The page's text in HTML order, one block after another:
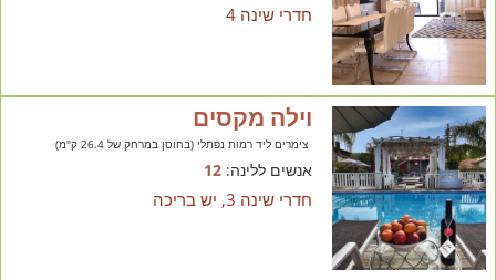
חדרי שינה 4
וילה מקסים
צימרים ליד רמות נפתלי (בחוסן במרחק של 26.4 ק"מ)
אנשים ללינה:12
חדרי שינה 3, יש בריכה